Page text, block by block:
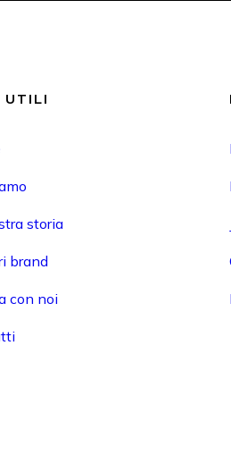
UTILI
storia
brand
con noi